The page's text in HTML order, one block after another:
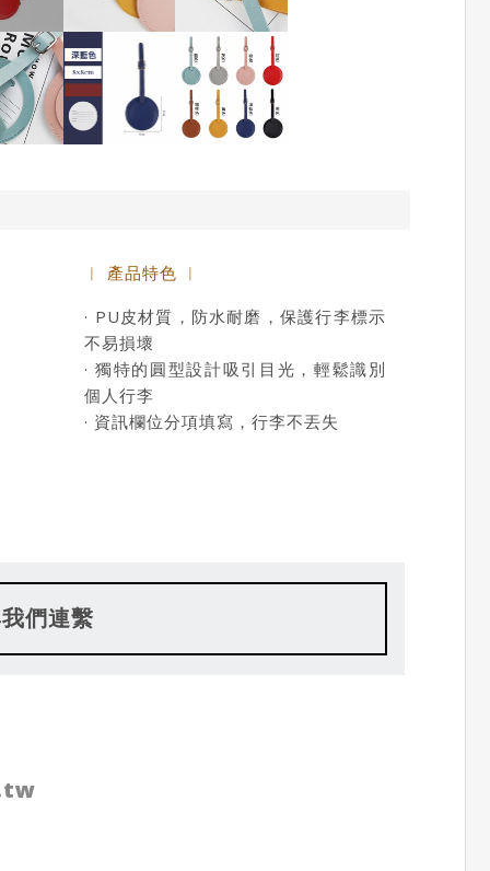
︱ 產品特色 ︱
· PU皮材質，防水耐磨，保護行李標示
不易損壞
· 獨特的圓型設計吸引目光，輕鬆識別
個人行李
· 資訊欄位分項填寫，行李不丟失
們連繫